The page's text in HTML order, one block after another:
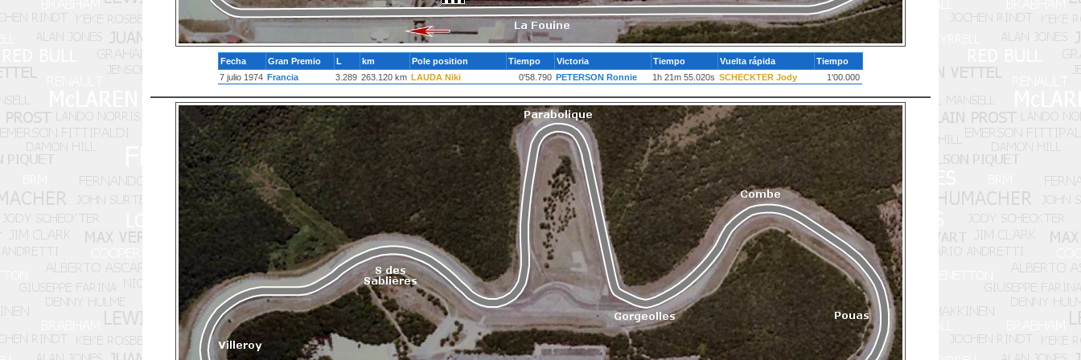
Fecha Gran Premio L km Pole position Tiempo Victoria Tiempo Vuelta rápida
Tiempo
7 julio 1974 Francia 3.289 263.120 km LAUDA Niki 0'58.790 PETERSON Ronnie 1h 21m 55.020s SCHECKTER Jody 1'00.000